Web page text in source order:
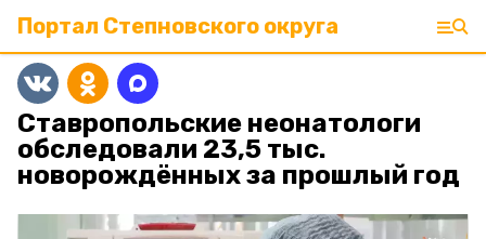
Портал Степновского округа
Ставропольские неонатологи
обследовали 23,5 тыс.
новорождённых за прошлый год